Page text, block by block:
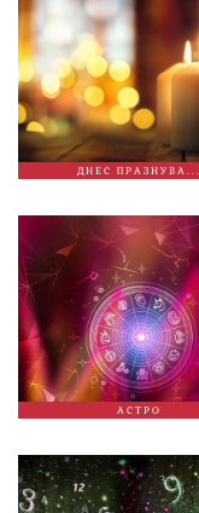
ДНЕС ПРАЗНУВА...
АСТРО